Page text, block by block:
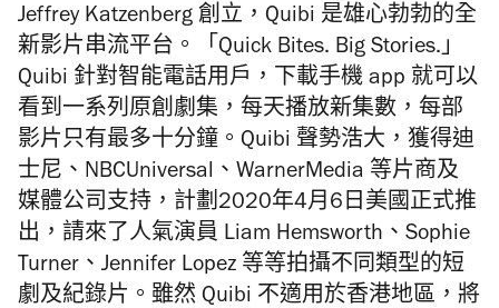
Jeffrey Katzenberg 創立，Quibi 是雄心勃勃的全
新影片串流平台。「Quick Bites. Big Stories.」
Quibi 針對智能電話用戶，下載手機 app 就可以
看到一系列原創劇集，每天播放新集數，每部
影片只有最多十分鐘。Quibi 聲勢浩大，獲得迪
士尼、NBCUniversal、WarnerMedia 等片商及
媒體公司支持，計劃2020年4月6日美國正式推
出，請來了人氣演員 Liam Hemsworth、Sophie
Turner、Jennifer Lopez 等等拍攝不同類型的短
劇及紀錄片。雖然 Quibi 不適用於香港地區，將